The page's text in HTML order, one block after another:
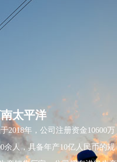
太平洋
2018年，公司注册资金10600万
余人，具备年产10亿人民币的规